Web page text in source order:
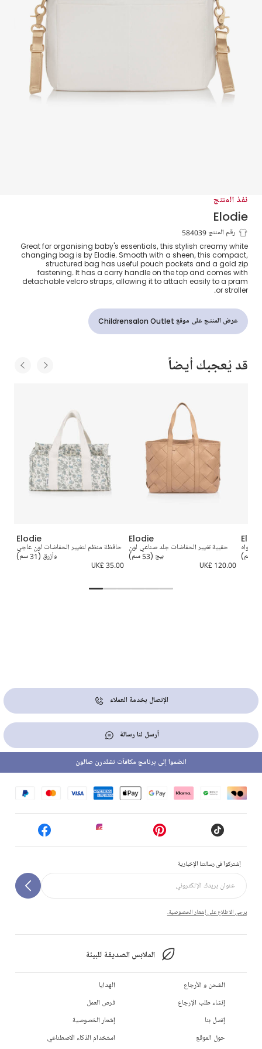
نفذ المنتج
Elodie
حقيبة تغيير الحفاضات لون أبيض للأطفال
(28 سم)
رقم المنتج 584039
Great for organising baby's essentials, this stylish creamy white
changing bag is by Elodie. Smooth with a sheen, this compact,
structured bag has useful pouch pockets and a gold zip
fastening. It has a carry handle on the top and comes with
detachable velcro straps, allowing it to attach easily to a pram
or stroller.
عرض المنتج على موقع Childrensalon Outlet
قد يُعجبك أيضاً
Elodie
حافظة منظم لتغيير الحفاضات لون عاجي
وأزرق (31 سم)
UK£ 35.00
Elodie
حقيبة تغيير الحفاضات جلد صناعي لون
بيج (53 سم)
UK£ 120.00
شامواه
الإتصال بخدمة العملاء
أرسل لنا رسالة
إشتركوا في رسالتنا الإخبارية
يرجى الاطلاع على إشعار الخصوصية.
الملابس الصديقة للبيئة
انضموا إلى برنامج مكافآت تشلدرن صالون
الشحن و الأرجاع
إنشاء طلب الإرجاع
إتصل بنا
حول الموقع
الهدايا
فرص العمل
إشعار الخصوصية
استخدام الذكاء الاصطناعي